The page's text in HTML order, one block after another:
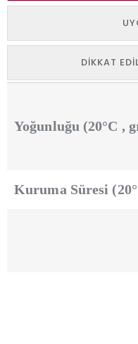
DIKKAT
Yoğunluğu (20°C ,
Kuruma Süresi